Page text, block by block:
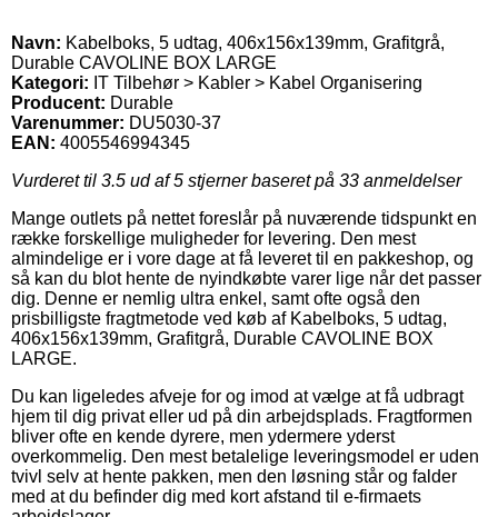
Navn: Kabelboks, 5 udtag, 406x156x139mm, Grafitgrå,
Durable CAVOLINE BOX LARGE
Kategori: IT Tilbehør > Kabler > Kabel Organisering
Producent: Durable
Varenummer: DU5030-37
EAN: 4005546994345
Vurderet til 3.5 ud af 5 stjerner baseret på 33 anmeldelser
Mange outlets på nettet foreslår på nuværende tidspunkt en
række forskellige muligheder for levering. Den mest
almindelige er i vore dage at få leveret til en pakkeshop, og
så kan du blot hente de nyindkøbte varer lige når det passer
dig. Denne er nemlig ultra enkel, samt ofte også den
prisbilligste fragtmetode ved køb af Kabelboks, 5 udtag,
406x156x139mm, Grafitgrå, Durable CAVOLINE BOX
LARGE.
Du kan ligeledes afveje for og imod at vælge at få udbragt
hjem til dig privat eller ud på din arbejdsplads. Fragtformen
bliver ofte en kende dyrere, men ydermere yderst
overkommelig. Den mest betalelige leveringsmodel er uden
tvivl selv at hente pakken, men den løsning står og falder
med at du befinder dig med kort afstand til e-firmaets